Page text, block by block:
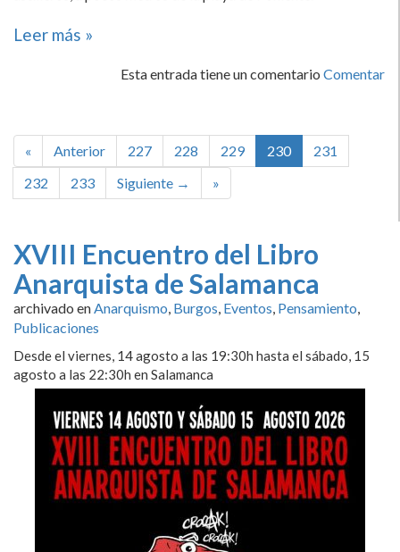
Leer más »
Esta entrada tiene un comentario Comentar
« Anterior 227 228 229 230
231
232
233 Siguiente → »
XVIII Encuentro del Libro
Anarquista de Salamanca
archivado enAnarquismo, Burgos, Eventos, Pensamiento,
Publicaciones
Desde el viernes, 14 agosto a las 19:30h hasta el sábado, 15
agosto a las 22:30h en Salamanca